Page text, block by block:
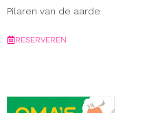
Pilaren van de aarde
RESERVEREN